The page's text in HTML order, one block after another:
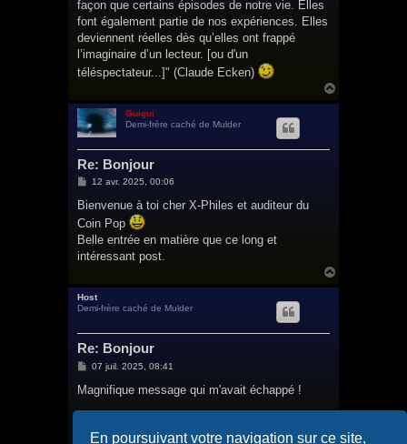
En poursuivant votre navigation sur ce site,
façon que certains épisodes de notre vie. Elles
font également partie de nos expériences. Elles
deviennent réelles dès qu’elles ont frappé
l’imaginaire d’un lecteur. [ou d'un
téléspectateur...]" (Claude Ecken)
Guigui
Demi-frère caché de Mulder
Re: Bonjour
M
s
a
g
e
12 avr. 2025, 00:06
Bienvenue à toi cher X-Philes et auditeur du
Coin Pop
Belle entrée en matière que ce long et
intéressant post.
Host
Demi-frère caché de Mulder
Re: Bonjour
M
s
a
e
07 juil. 2025, 08:41
Magnifique message qui m'avait échappé !
H